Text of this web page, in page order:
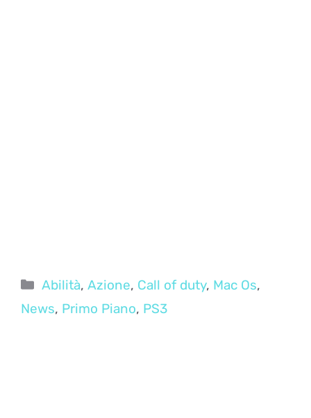
Categorie
Abilità,Azione, Call of duty, Mac Os,
News, Primo Piano, PS3